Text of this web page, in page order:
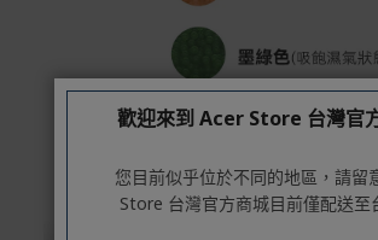
歡迎來到 Acer Store 台灣官
您目前似乎位於不同的地區，請留
Store 台灣官方商城目前僅配送至